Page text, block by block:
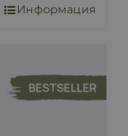
Информация